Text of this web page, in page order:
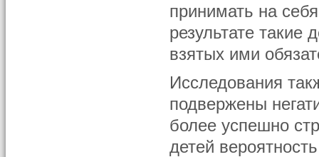
принимать на
результате такие
взятых ими
Исследования
подвержены
более успешно
детей